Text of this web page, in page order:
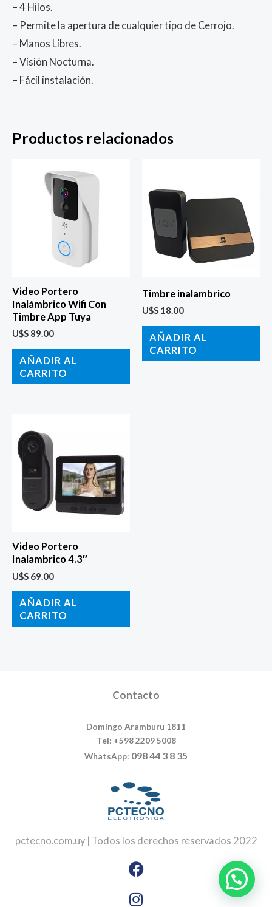
– 4 Hilos.
– Permite la apertura de cualquier tipo de Cerrojo.
– Manos Libres.
– Visión Nocturna.
– Fácil instalación.
Productos relacionados
Video Portero
Inalámbrico Wifi Con
Timbre App Tuya
U$S 89.00
AÑADIR AL
CARRITO
Timbre inalambrico
U$S 18.00
AÑADIR AL
CARRITO
Video Portero
Inalambrico 4.3″
U$S 69.00
AÑADIR AL
CARRITO
Contacto
Domingo Aramburu 1811
Tel: +598 2209 5008
WhatsApp: 098 44 3 8 35
pctecno.com.uy | Todos los derechos reservados 2022
Facebook
Instagram